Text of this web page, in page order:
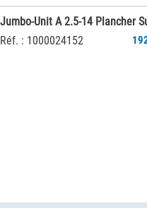
Réf. : 1000024152